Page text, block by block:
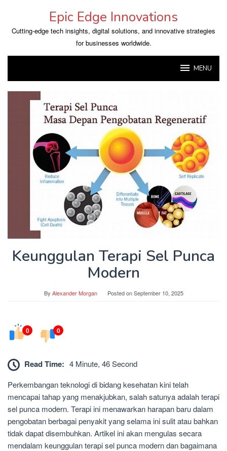
content
Epic Edge Innovations
Cutting-edge tech insights, digital solutions, and innovative strategies
for businesses worldwide.
MENU
Keunggulan Terapi Sel Punca
Modern
By Alexander Morgan Posted onSeptember 10, 2025
0 0
Read Time: 4 Minute, 46 Second
Perkembangan teknologi di bidang kesehatan kini telah
mencapai tahap yang menakjubkan, salah satunya adalah terapi
sel punca modern. Terapi ini menawarkan harapan baru dalam
pengobatan berbagai penyakit yang selama ini sulit atau bahkan
tidak dapat disembuhkan. Artikel ini akan mengulas secara
mendalam keunggulan terapi sel punca modern dan bagaimana